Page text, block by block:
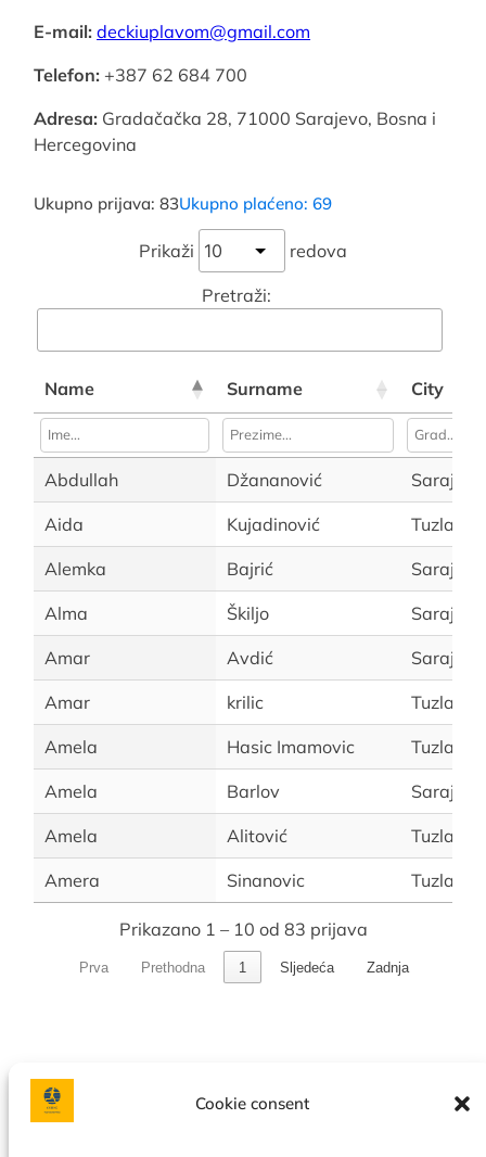
Cookie consent
E-mail: deckiuplavom@gmail.com
Telefon: +387 62 684 700
Adresa: Gradačačka 28, 71000 Sarajevo, Bosna i
Hercegovina
Ukupno prijava: 83Ukupno plaćeno: 69
Prikaži redova
Pretraži:
Name Surname City
Abdullah Džananović Sarajevo
Aida Kujadinović Tuzla
Alemka Bajrić Sarajevo
Alma Škiljo Sarajevo
Amar Avdić Sarajevo
Amar krilic Tuzla
Amela Hasic Imamovic Tuzla
Amela Barlov Sarajevo
Amela Alitović Tuzla
Amera Sinanovic Tuzla
Prikazano 1 – 10 od 83 prijava
Prva Prethodna 1 Sljedeća Zadnja